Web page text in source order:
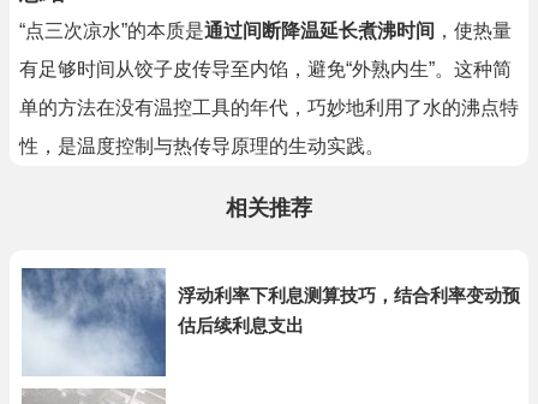
“点三次凉水”的本质是通过间断降温延长煮沸时间 ，使热量
有足够时间从饺子皮传导至内馅，避免“外熟内生”。这种简
单的方法在没有温控工具的年代，巧妙地利用了水的沸点特
性，是温度控制与热传导原理的生动实践。
相关推荐
浮动利率下利息测算技巧，结合利率变动预
估后续利息支出